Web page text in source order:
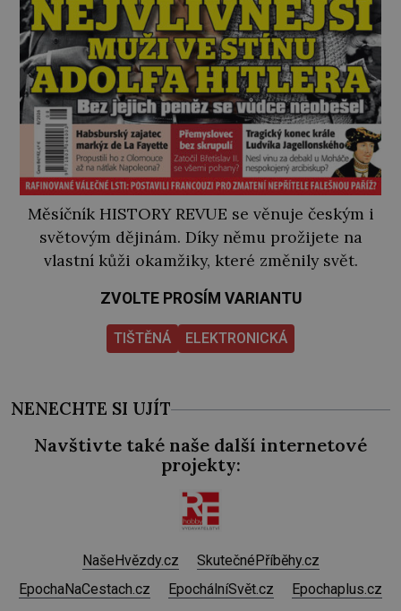
Měsíčník HISTORY REVUE se věnuje českým i
světovým dějinám. Díky němu prožijete na
vlastní kůži okamžiky, které změnily svět.
ZVOLTE PROSÍM VARIANTU
TIŠTĚNÁ ELEKTRONICKÁ
NENECHTE SI UJÍT
Navštivte také naše další internetové
projekty:
NašeHvězdy.cz
SkutečnéPříběhy.cz
EpochaNaCestach.cz
EpochálníSvět.cz
Epochaplus.cz